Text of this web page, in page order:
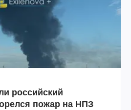
российский
пожар на НПЗ